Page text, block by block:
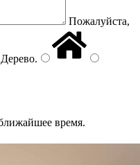
Пожалуйста,
Дерево.
время.